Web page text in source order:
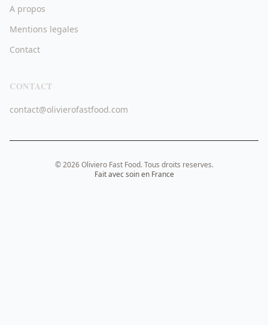
A propos
Mentions legales
Contact
CONTACT
contact@olivierofastfood.com
© 2026 Oliviero Fast Food. Tous droits reserves.
Fait avec soin en France